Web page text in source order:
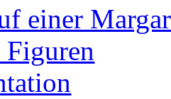
einer
Figuren